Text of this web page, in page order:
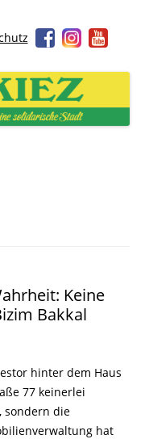
Stadt
Keine
Bakkal
hinter dem Haus
77 keinerlei
sondern die
hat